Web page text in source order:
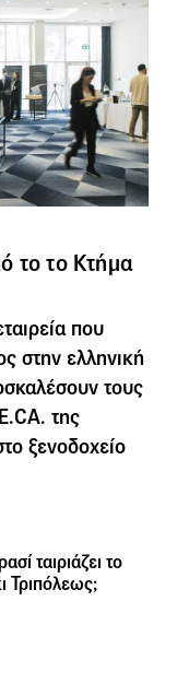
το το Κτήμα
που
στην ελληνική
τους
της
ξενοδοχείο
ταιριάζει το
Τριπόλεως;